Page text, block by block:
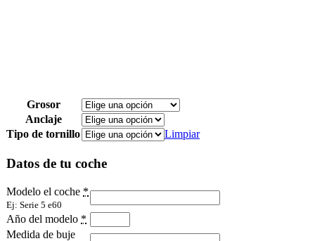
Grosor
Anclaje
Tipo de tornillo
Limpiar
Datos de tu coche
Modelo el coche *
Ej: Serie 5 e60
Año del modelo *
Medida de buje